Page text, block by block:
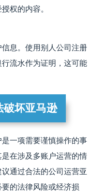
权的内容。
息。使用别人公司注册
流水作为证明，这可能
破坏亚马逊
一项需要谨慎操作的事
在涉及多账户运营的情
通过合法的公司运营亚
的法律风险或经济损